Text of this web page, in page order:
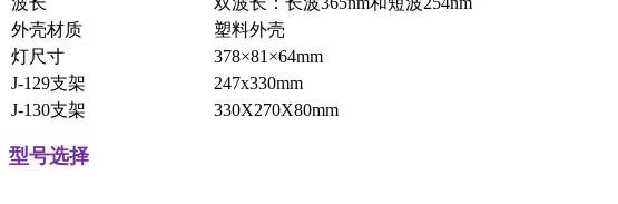
外壳材质
塑料外壳
灯尺寸
378×81×64mm
J-129支架
247x330mm
J-130支架
330X270X80mm
型号选择